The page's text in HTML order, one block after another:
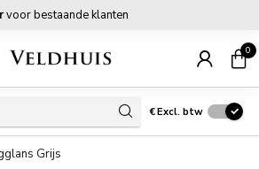
voor bestaande klanten
0
€Excl. btw
Grijs